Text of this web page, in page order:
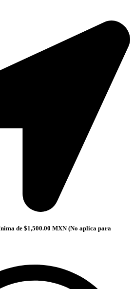
de $1,500.00 MXN (No aplica para